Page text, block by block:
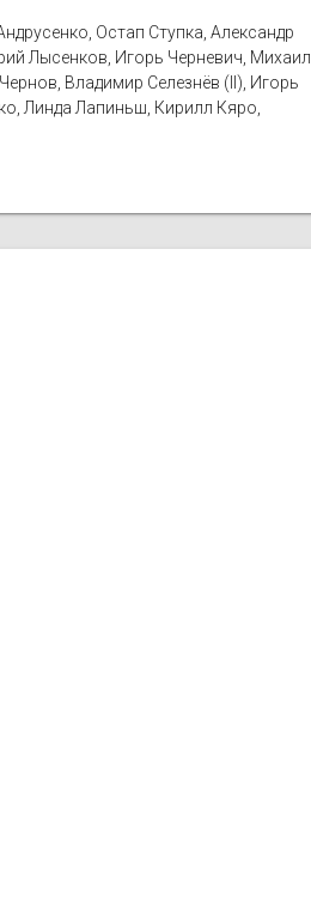
Остап Ступка, Александр
Лысенков, Игорь Черневич, Михаил
Владимир Селезнёв (II), Игорь
Линда Лапиньш, Кирилл Кяро,